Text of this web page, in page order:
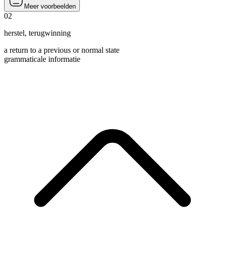
Meer voorbeelden
02
herstel, terugwinning
a return to a previous or normal state
grammaticale informatie